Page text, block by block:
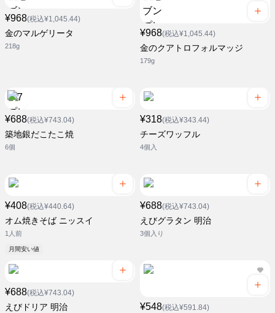
¥968(税込¥1,045.44)
金のマルゲリータ
218g
¥968(税込¥1,045.44)
金のクアトロフォルマッジ
179g
¥688(税込¥743.04)
築地銀だこたこ焼
6個
¥318(税込¥343.44)
チーズワッフル
4個入
¥408(税込¥440.64)
オム焼きそば ニッスイ
1人前
月間安い値
¥688(税込¥743.04)
えびグラタン 明治
3個入り
¥688(税込¥743.04)
えびドリア 明治 ¥548(税込¥591.84)